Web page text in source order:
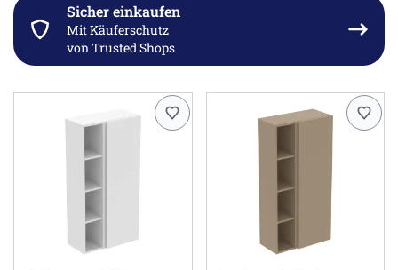
Sicher einkaufen
Mit Käuferschutz
von Trusted Shops